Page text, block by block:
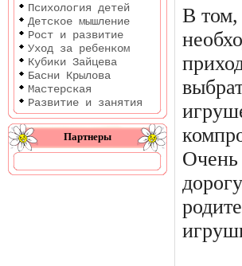
Психология детей
Детское мышление
Рост и развитие
Уход за ребенком
Кубики Зайцева
Басни Крылова
Мастерская
Развитие и занятия
Партнеры
В том,
Очень